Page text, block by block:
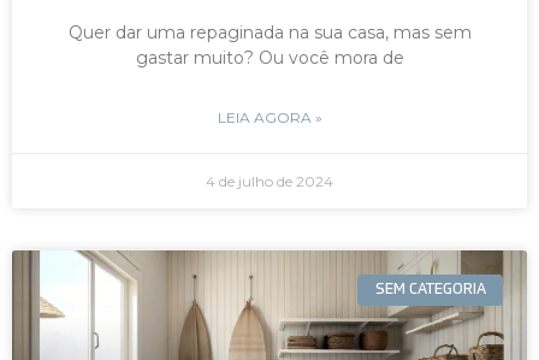
Quer dar uma repaginada na sua casa, mas sem
gastar muito? Ou você mora de
LEIA AGORA »
4 de julho de 2024
SEM CATEGORIA